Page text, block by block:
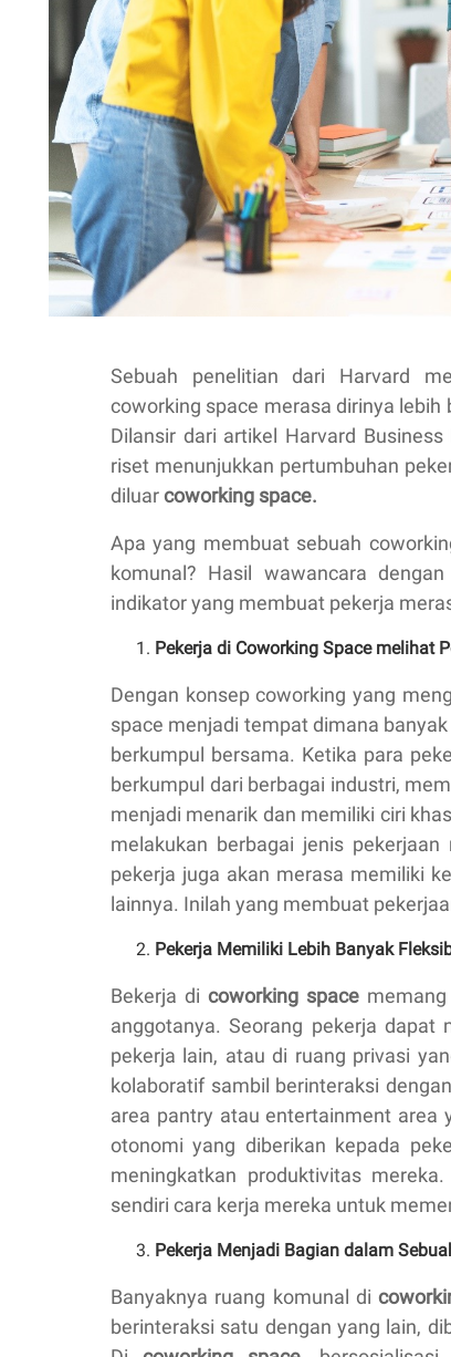
Sebuah penelitian dari Harvard
coworking space merasa dirinya
Dilansir dari artikel Harvard
riset menunjukkan pertumbuhan
diluarcoworking space.
Apa yang membuat sebuah
komunal? Hasil wawancara
indikator yang membuat pekerja
Pekerja di Coworking Space melihat
Dengan konsep coworking yang
space menjadi tempat dimana
berkumpul bersama. Ketika para
berkumpul dari berbagai industri,
menjadi menarik dan memiliki ciri
melakukan berbagai jenis
pekerja juga akan merasa memiliki
lainnya. Inilah yang membuat
Pekerja Memiliki Lebih Banyak
Bekerja di coworking space
anggotanya. Seorang pekerja
pekerja lain, atau di ruang privasi
kolaboratif sambil berinteraksi
area pantry atau entertainment area
otonomi yang diberikan kepada
meningkatkan produktivitas
sendiri cara kerja mereka untuk
Pekerja Menjadi Bagian dalam
Banyaknya ruang komunal di
berinteraksi satu dengan yang lain,